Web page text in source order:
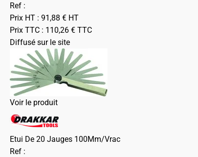
Ref :
Prix HT : 91,88 € HT
Prix TTC : 110,26 € TTC
Diffusé sur le site
Voir le produit
Etui De 20 Jauges 100Mm/Vrac
Ref :